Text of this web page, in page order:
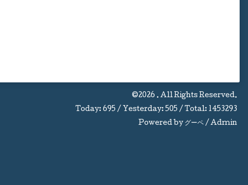
©2026 . All Rights Reserved.
Today: 695 / Yesterday: 505 / Total: 1453293
Powered by グーペ / Admin